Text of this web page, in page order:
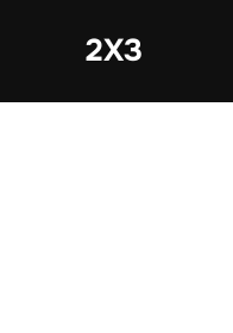
2X3